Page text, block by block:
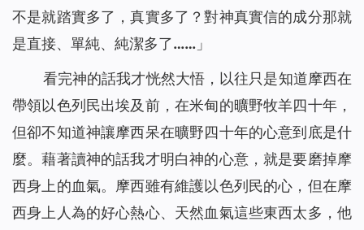
不是就踏實多了，真實多了？對神真實信的成分那就
是直接、單純、純潔多了……」
看完神的話我才恍然大悟，以往只是知道摩西在
帶領以色列民出埃及前，在米甸的曠野牧羊四十年，
但卻不知道神讓摩西呆在曠野四十年的心意到底是什
麼。藉著讀神的話我才明白神的心意，就是要磨掉摩
西身上的血氣。摩西雖有維護以色列民的心，但在摩
西身上人為的好心熱心、天然血氣這些東西太多，他